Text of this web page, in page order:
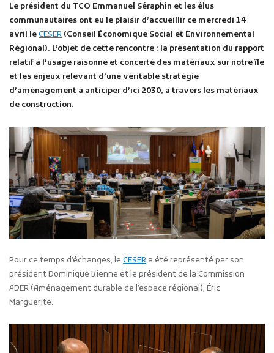
Le président du TCO Emmanuel Séraphin et les élus
communautaires ont eu le plaisir d’accueillir ce mercredi 14
avril leCESER (Conseil Économique Social et Environnemental
Régional). L’objet de cette rencontre : la présentation du rapport
relatif à l’usage raisonné et concerté des matériaux sur notre île
et les enjeux relevant d’une véritable stratégie
d’aménagement à anticiper d’ici 2030, à travers les matériaux
de construction.
Pour ce temps d’échanges, le CESER a été représenté par son
président Dominique Vienne et le président de la Commission
ADER (Aménagement durable de l’espace régional), Éric
Marguerite.